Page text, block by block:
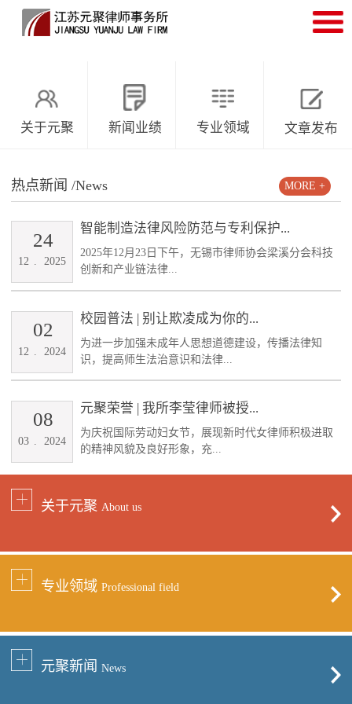
关于元聚 新闻业绩 专业领域 文章发布
热点新闻 /News
智能制造法律风险防范与专利保护...
2025年12月23日下午，无锡市律师协会梁溪分会科技
创新和产业链法律...
12 . 2025
24
校园普法 | 别让欺凌成为你的...
为进一步加强未成年人思想道德建设，传播法律知
识，提高师生法治意识和法律...
12 2024
02
元聚荣誉 | 我所李莹律师被授...
为庆祝国际劳动妇女节，展现新时代女律师积极进取
的精神风貌及良好形象，充...
03 2024
08
MORE +
关于元聚 About us
专业领域 Professional field
元聚新闻 News